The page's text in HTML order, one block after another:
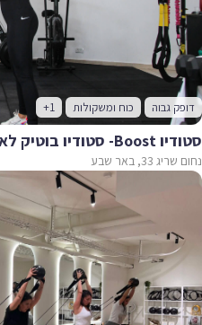
דופק גבוה כוח ומשקולות +1
נחום שריג 33, באר שבע